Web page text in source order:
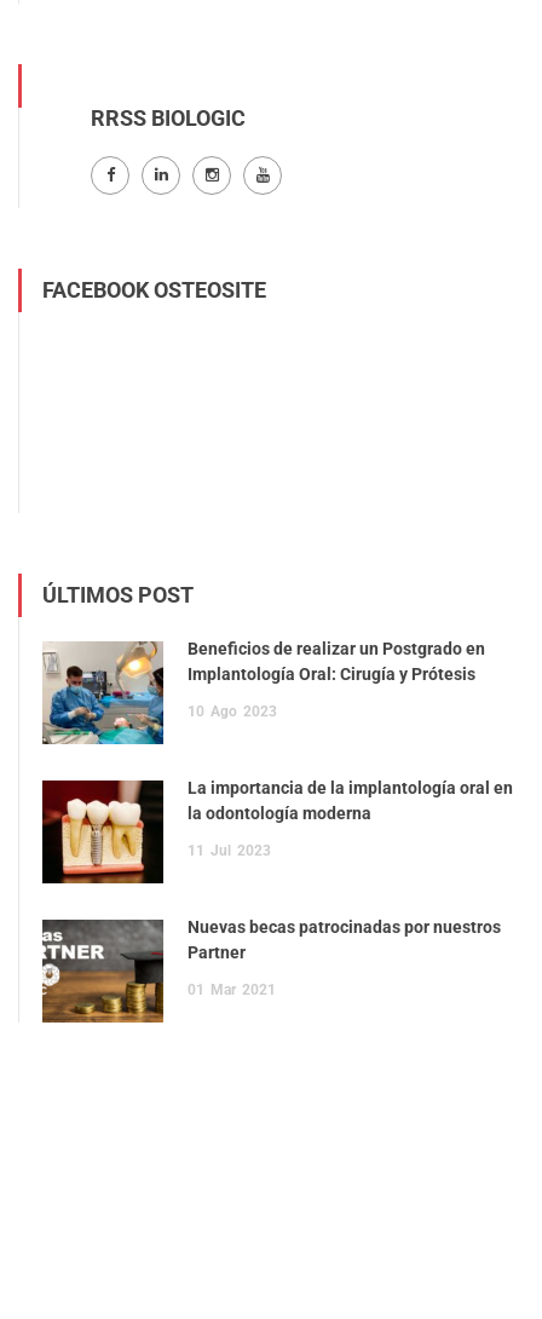
RRSS BIOLOGIC
FACEBOOK OSTEOSITE
ÚLTIMOS POST
Beneficios de realizar un Postgrado en
Implantología Oral: Cirugía y Prótesis
10 Ago 2023
La importancia de la implantología oral en
la odontología moderna
11 Jul 2023
Nuevas becas patrocinadas por nuestros
Partner
01 Mar 2021